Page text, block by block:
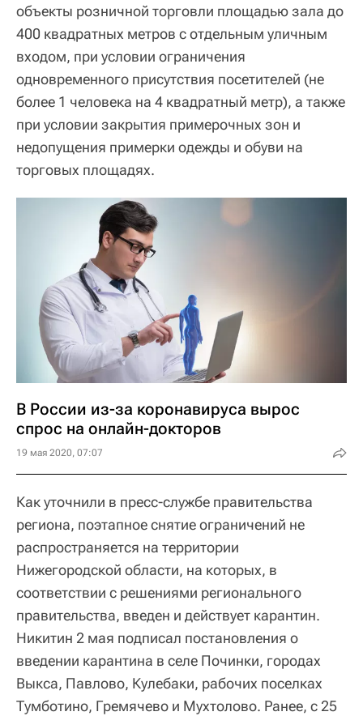
объекты розничной торговли площадью зала до
400 квадратных метров с отдельным уличным
входом, при условии ограничения
одновременного присутствия посетителей (не
более 1 человека на 4 квадратный метр), а также
при условии закрытия примерочных зон и
недопущения примерки одежды и обуви на
торговых площадях.
В России из-за коронавируса вырос
спрос на онлайн-докторов
19 мая 2020, 07:07
Как уточнили в пресс-службе правительства
региона, поэтапное снятие ограничений не
распространяется на территории
Нижегородской области, на которых, в
соответствии с решениями регионального
правительства, введен и действует карантин.
Никитин 2 мая подписал постановления о
введении карантина в селе Починки, городах
Выкса, Павлово, Кулебаки, рабочих поселках
Тумботино, Гремячево и Мухтолово. Ранее, с 25